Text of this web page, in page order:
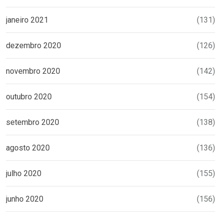
janeiro 2021 (131)
dezembro 2020 (126)
novembro 2020 (142)
outubro 2020 (154)
setembro 2020 (138)
agosto 2020 (136)
julho 2020 (155)
junho 2020 (156)